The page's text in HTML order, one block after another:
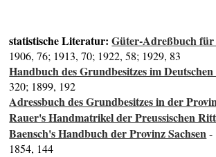
statistische Literatur:Güter-Adreßbuch für
1906, 76; 1913, 70; 1922, 58; 1929, 83
Handbuch des Grundbesitzes im Deutschen
320; 1899, 192
Adressbuch des Grundbesitzes in der
Rauer's Handmatrikel der Preussischen
Baensch's Handbuch der Provinz Sachsen-
1854, 144